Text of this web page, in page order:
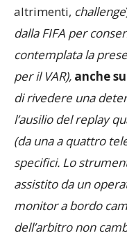
altrimenti, challenge
dalla FIFA per
contemplata la
per il VAR), anche
di rivedere una
l’ausilio del replay
(da una a quattro
specifici. Lo
assistito da un
monitor a bordo
dell’arbitro non